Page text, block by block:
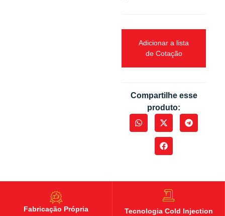
Adicionar a lista
de Cotação
Compartilhe esse
produto:
Fabricação Própria Tecnologia Cold Injection